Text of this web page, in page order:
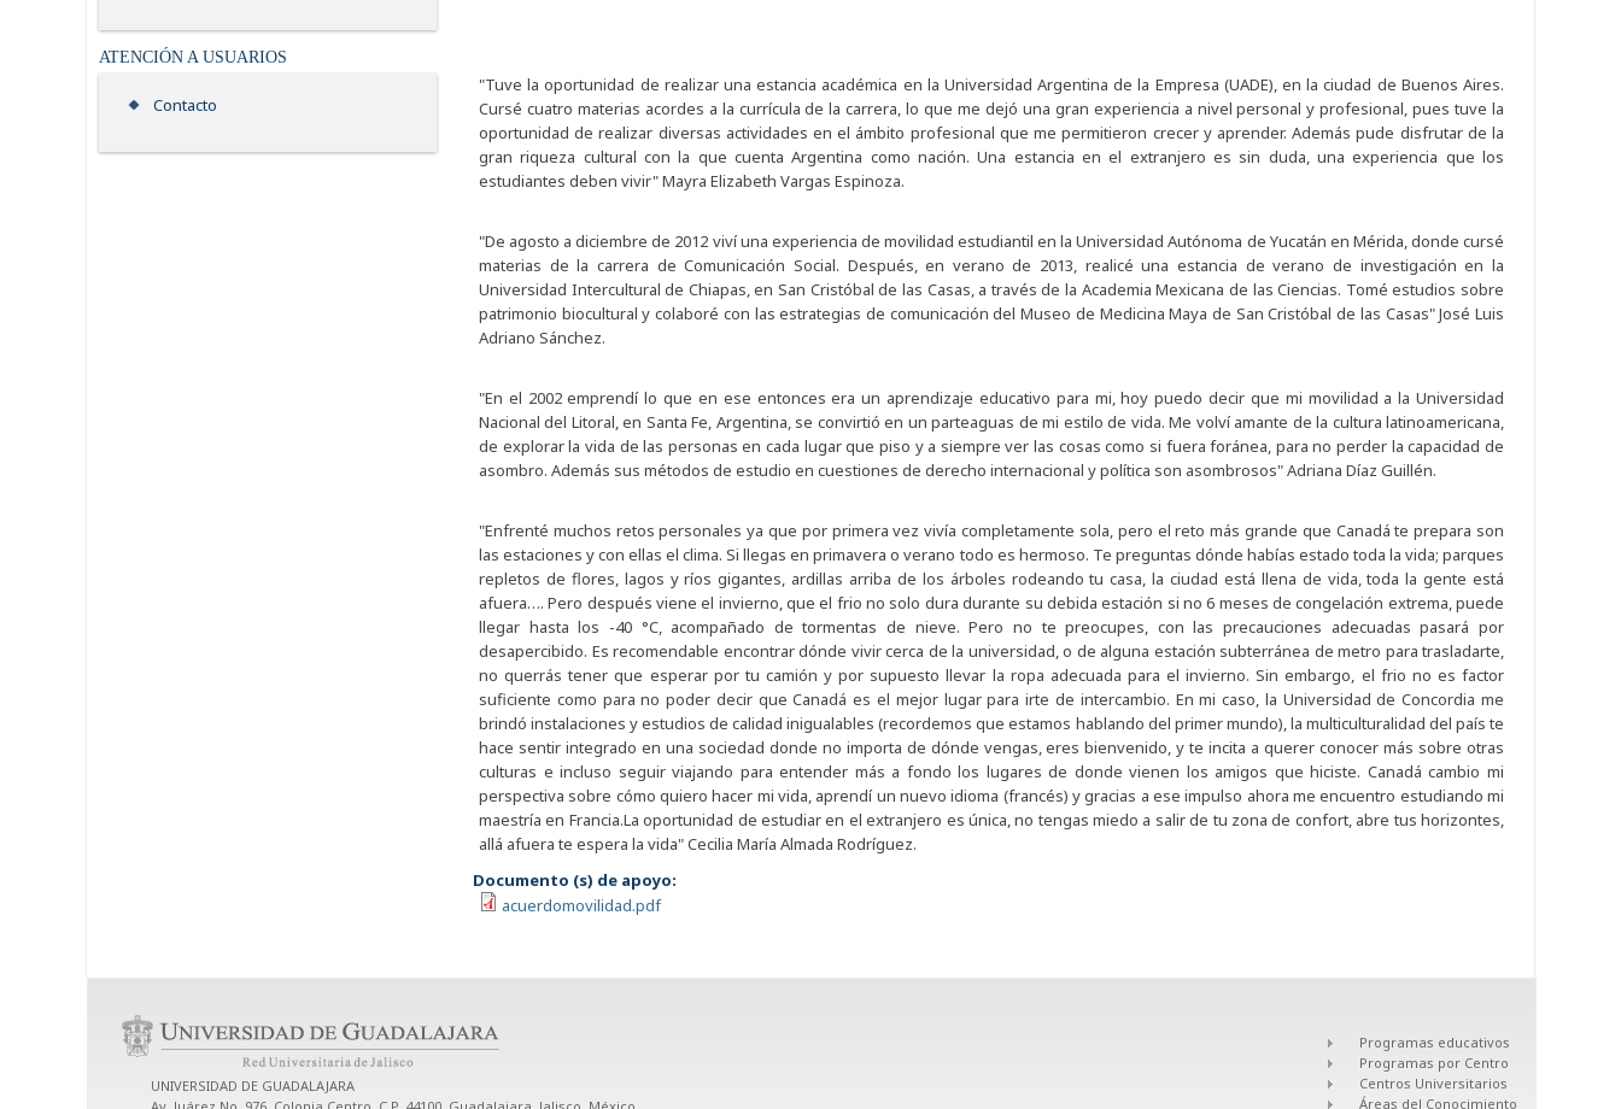
ATENCIÓN A USUARIOS
Contacto
"Tuve la oportunidad de realizar una estancia académica en la Universidad Argentina de la Empresa (UADE), en la ciudad de Buenos Aires.
Cursé cuatro materias acordes a la currícula de la carrera, lo que me dejó una gran experiencia a nivel personal y profesional, pues tuve la
oportunidad de realizar diversas actividades en el ámbito profesional que me permitieron crecer y aprender. Además pude disfrutar de la
gran riqueza cultural con la que cuenta Argentina como nación. Una estancia en el extranjero es sin duda, una experiencia que los
estudiantes deben vivir" Mayra Elizabeth Vargas Espinoza.
"De agosto a diciembre de 2012 viví una experiencia de movilidad estudiantil en la Universidad Autónoma de Yucatán en Mérida, donde cursé
materias de la carrera de Comunicación Social. Después, en verano de 2013, realicé una estancia de verano de investigación en la
Universidad Intercultural de Chiapas, en San Cristóbal de las Casas, a través de la Academia Mexicana de las Ciencias. Tomé estudios sobre
patrimonio biocultural y colaboré con las estrategias de comunicación del Museo de Medicina Maya de San Cristóbal de las Casas" José Luis
Adriano Sánchez.
"En el 2002 emprendí lo que en ese entonces era un aprendizaje educativo para mi, hoy puedo decir que mi movilidad a la Universidad
Nacional del Litoral, en Santa Fe, Argentina, se convirtió en un parteaguas de mi estilo de vida. Me volví amante de la cultura latinoamericana,
de explorar la vida de las personas en cada lugar que piso y a siempre ver las cosas como si fuera foránea, para no perder la capacidad de
asombro. Además sus métodos de estudio en cuestiones de derecho internacional y política son asombrosos" Adriana Díaz Guillén.
"Enfrenté muchos retos personales ya que por primera vez vivía completamente sola, pero el reto más grande que Canadá te prepara son
las estaciones y con ellas el clima. Si llegas en primavera o verano todo es hermoso. Te preguntas dónde habías estado toda la vida; parques
repletos de flores, lagos y ríos gigantes, ardillas arriba de los árboles rodeando tu casa, la ciudad está llena de vida, toda la gente está
afuera…. Pero después viene el invierno, que el frio no solo dura durante su debida estación si no 6 meses de congelación extrema, puede
llegar hasta los -40 °C, acompañado de tormentas de nieve. Pero no te preocupes, con las precauciones adecuadas pasará por
desapercibido. Es recomendable encontrar dónde vivir cerca de la universidad, o de alguna estación subterránea de metro para trasladarte,
no querrás tener que esperar por tu camión y por supuesto llevar la ropa adecuada para el invierno. Sin embargo, el frio no es factor
suficiente como para no poder decir que Canadá es el mejor lugar para irte de intercambio. En mi caso, la Universidad de Concordia me
brindó instalaciones y estudios de calidad inigualables (recordemos que estamos hablando del primer mundo), la multiculturalidad del país te
hace sentir integrado en una sociedad donde no importa de dónde vengas, eres bienvenido, y te incita a querer conocer más sobre otras
culturas e incluso seguir viajando para entender más a fondo los lugares de donde vienen los amigos que hiciste. Canadá cambio mi
perspectiva sobre cómo quiero hacer mi vida, aprendí un nuevo idioma (francés) y gracias a ese impulso ahora me encuentro estudiando mi
maestría en Francia.La oportunidad de estudiar en el extranjero es única, no tengas miedo a salir de tu zona de confort, abre tus horizontes,
allá afuera te espera la vida" Cecilia María Almada Rodríguez.
Documento (s) de apoyo:
acuerdomovilidad.pdf
UNIVERSIDAD DE GUADALAJARA
Programas educativos
Programas por Centro
Centros Universitarios
Áreas del Conocimiento